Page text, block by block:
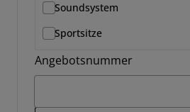
Soundsystem
Sportsitze
Angebotsnummer